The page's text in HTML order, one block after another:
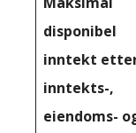
disponibel
inntekt
inntekts-,
eiendoms-